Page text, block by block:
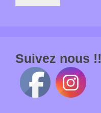
Suivez nous !!